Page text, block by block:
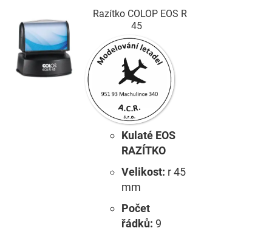
Razítko COLOP EOS R
45
Kulaté EOS
RAZÍTKO
Velikost: r 45
mm
Počet
řádků: 9